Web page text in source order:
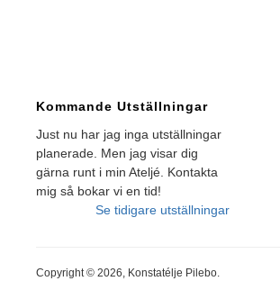
Kommande Utställningar
Just nu har jag inga utställningar
planerade. Men jag visar dig
gärna runt i min Ateljé. Kontakta
mig så bokar vi en tid!
Se tidigare utställningar
Copyright © 2026, Konstatélje Pilebo.